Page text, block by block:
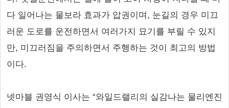
다 일어나는 물보라 효과가 압권이며, 눈길의 경우 미끄
러운 도로를 운전하면서 여러가지 묘기를 부릴 수 있지
만, 미끄러짐을 주의하면서 주행하는 것이 최고의 방법
이다.
넷마블 권영식 이사는 “와일드랠리의 실감나는 물리엔진